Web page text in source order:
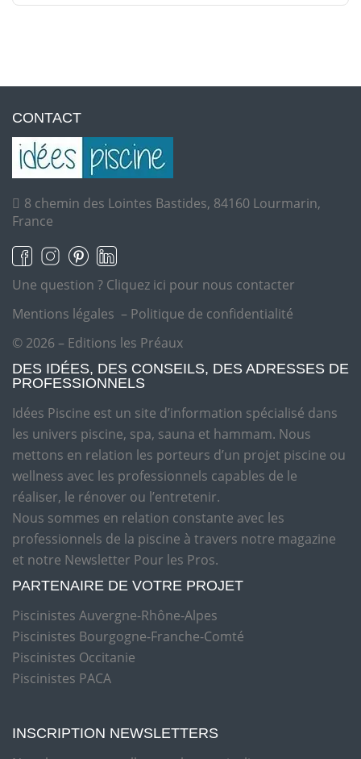
CONTACT
8 chemin des Lointes Bastides, 84160 Lourmarin,
France
Une question ? Cliquez ici pour nous contacter
Mentions légales – Politique de confidentialité
© 2026 – Editions les Préaux
DES IDÉES, DES CONSEILS, DES ADRESSES DE
PROFESSIONNELS
Idées Piscine est un site d’information spécialisé dans
les univers piscine, spa, sauna et hammam. Nous
mettons en relation les porteurs d’un projet piscine ou
wellness avec les professionnels capables de le
réaliser, le rénover ou l’entretenir.
Nous sommes en relation constante avec les
professionnels de la piscine à travers notre magazine
et notre Newsletter Pour les Pros.
PARTENAIRE DE VOTRE PROJET
Piscinistes Auvergne-Rhône-Alpes
Piscinistes Bourgogne-Franche-Comté
Piscinistes Occitanie
Piscinistes PACA
INSCRIPTION NEWSLETTERS